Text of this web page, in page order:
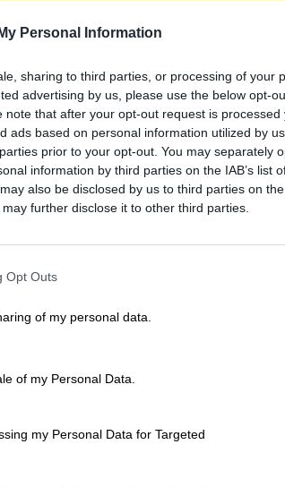
Personal Information
sharing to third parties, or processing of your
advertising by us, please use the below opt-
note that after your opt-out request is processed
ads based on personal information utilized by
prior to your opt-out. You may separately
information by third parties on the IAB’s list
also be disclosed by us to third parties on the
further disclose it to other third parties.
Opt Outs
of my personal data.
of my Personal Data.
my Personal Data for Targeted
Σκιών, για μικρούς και μεγάλους,